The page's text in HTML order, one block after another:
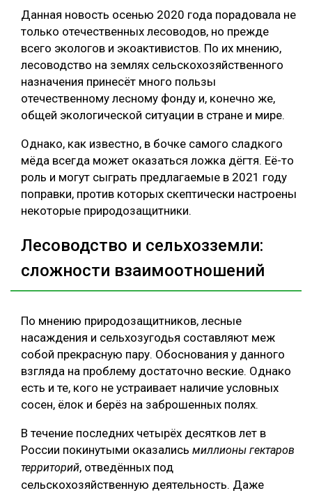
СОРТИРОВКА ДРЕВЕСИНЫ
МЕБЕЛЬНОЕ ПРОИЗВОДСТВО
Данная новость осенью 2020 года порадовала не
только отечественных лесоводов, но прежде
всего экологов и экоактивистов. По их мнению,
лесоводство на землях сельскохозяйственного
назначения принесёт много пользы
отечественному лесному фонду и, конечно же,
общей экологической ситуации в стране и мире.
Однако, как известно, в бочке самого сладкого
мёда всегда может оказаться ложка дёгтя. Её-то
роль и могут сыграть предлагаемые в 2021 году
поправки, против которых скептически настроены
некоторые природозащитники.
Лесоводство и сельхозземли:
сложности взаимоотношений
По мнению природозащитников, лесные
насаждения и сельхозугодья составляют меж
собой прекрасную пару. Обоснования у данного
взгляда на проблему достаточно веские. Однако
есть и те, кого не устраивает наличие условных
сосен, ёлок и берёз на заброшенных полях.
В течение последних четырёх десятков лет в
России покинутыми оказались миллионы гектаров
территорий, отведённых под
сельскохозяйственную деятельность. Даже